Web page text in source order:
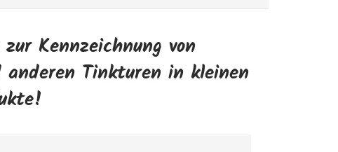
Kennzeichnung von
anderen Tinkturen in kleinen